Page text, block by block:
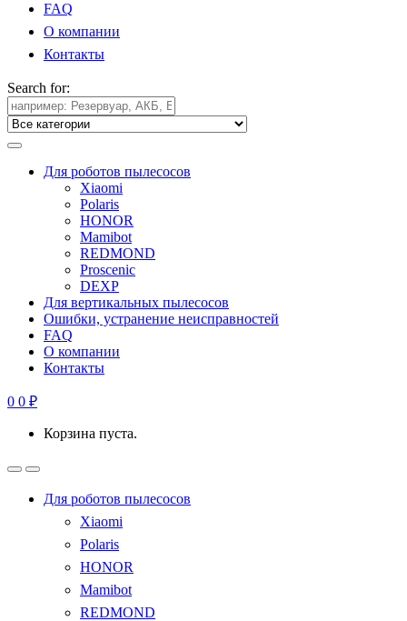
FAQ
О компании
Контакты
Search for:
Для роботов пылесосов
Xiaomi
Polaris
HONOR
Mamibot
REDMOND
Proscenic
DEXP
Для вертикальных пылесосов
Ошибки, устранение неисправностей
FAQ
О компании
Контакты
0 0 ₽
Корзина пуста.
Для роботов пылесосов
Xiaomi
Polaris
HONOR
Mamibot
REDMOND